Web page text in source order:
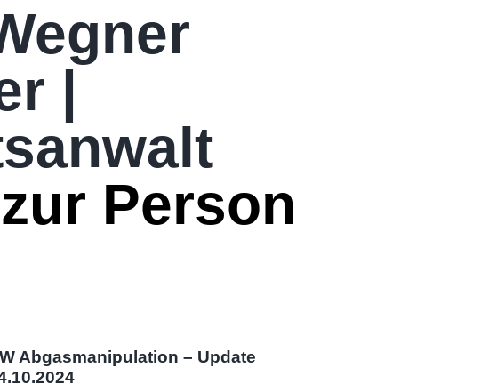
|
Person
Abgasmanipulation – Update